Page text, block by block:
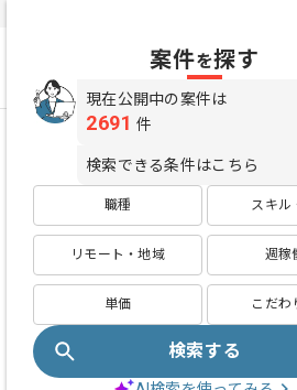
案件を探す
現在公開中の案件は
2691 件
検索できる条件はこちら
職種 スキル
リモート・地域 週稼
単価 こだわ
検索する